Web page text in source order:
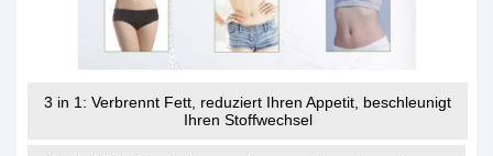
3 in 1: Verbrennt Fett, reduziert Ihren Appetit, beschleunigt
Ihren Stoffwechsel